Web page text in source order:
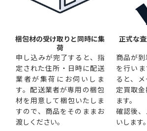
梱包材の受け取りと同時に集
荷
申し込みが完了すると、指
定された住所・日時に配送
業者が集荷にお伺いしま
す。配送業者が専用の梱包
材を用意して梱包いたしま
すので、商品をそのままお
渡しください。
正式な
商品が
を行い
ると、
定買取
ます。
確認後
いします。